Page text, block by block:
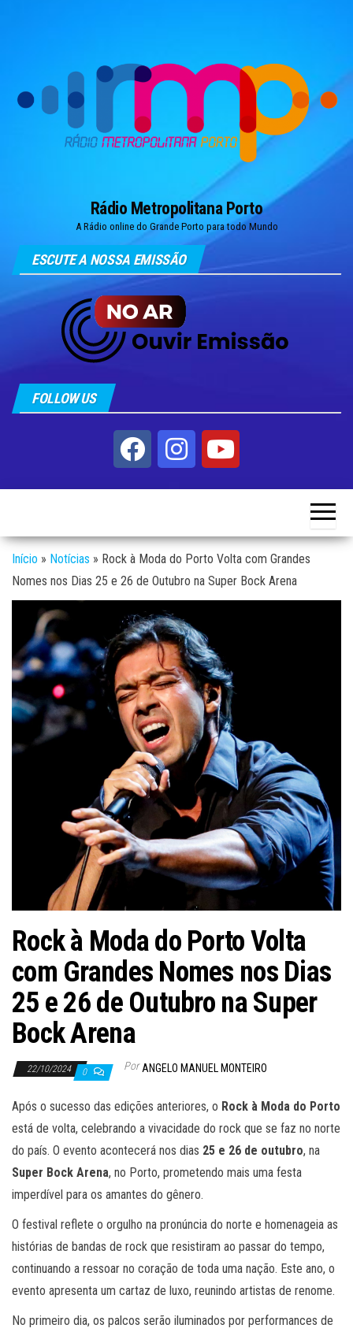
Rádio Metropolitana Porto
A Rádio online do Grande Porto para todo Mundo
ESCUTE A NOSSA EMISSÃO
FOLLOW US
Início » Notícias » Rock à Moda do Porto Volta com Grandes
Nomes nos Dias 25 e 26 de Outubro na Super Bock Arena
Rock à Moda do Porto Volta
com Grandes Nomes nos Dias
25 e 26 de Outubro na Super
Bock Arena
22/10/2024 0 Por ANGELO MANUEL MONTEIRO
Após o sucesso das edições anteriores, o Rock à Moda do Porto
está de volta, celebrando a vivacidade do rock que se faz no norte
do país. O evento acontecerá nos dias 25 e 26 de outubro, na
Super Bock Arena, no Porto, prometendo mais uma festa
imperdível para os amantes do gênero.
O festival reflete o orgulho na pronúncia do norte e homenageia as
histórias de bandas de rock que resistiram ao passar do tempo,
continuando a ressoar no coração de toda uma nação. Este ano, o
evento apresenta um cartaz de luxo, reunindo artistas de renome.
No primeiro dia, os palcos serão iluminados por performances de